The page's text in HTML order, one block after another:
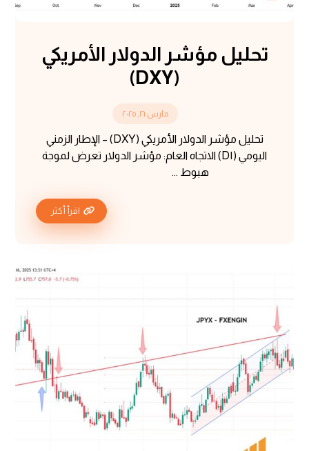
تحليل مؤشر الدولار الأمريكي
(DXY)
مارس ١٦, ٢٠٢٥
تحليل مؤشر الدولار الأمريكي (DXY) – الإطار الزمني
اليومي (D١) الاتجاه العام: مؤشر الدولار تعرض لموجة
هبوط ...
اقرأ أكثر